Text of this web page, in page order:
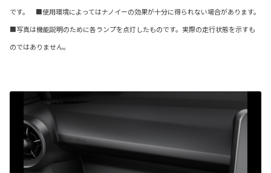
です。 ■使用環境によってはナノイーの効果が十分に得られない場合があります。
■写真は機能説明のために各ランプを点灯したものです。実際の走行状態を示すも
のではありません。